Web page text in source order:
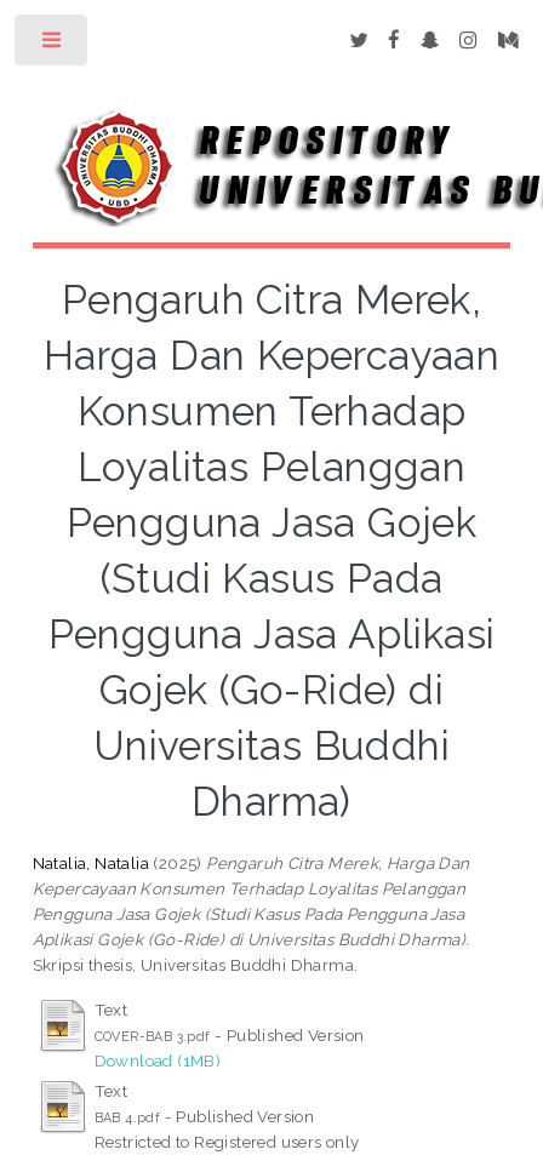
Pengaruh Citra Merek,
Harga Dan Kepercayaan
Konsumen Terhadap
Loyalitas Pelanggan
Pengguna Jasa Gojek
(Studi Kasus Pada
Pengguna Jasa Aplikasi
Gojek (Go-Ride) di
Universitas Buddhi
Dharma)
Natalia, Natalia (2025) Pengaruh Citra Merek, Harga Dan
Kepercayaan Konsumen Terhadap Loyalitas Pelanggan
Pengguna Jasa Gojek (Studi Kasus Pada Pengguna Jasa
Aplikasi Gojek (Go-Ride) di Universitas Buddhi Dharma).
Skripsi thesis, Universitas Buddhi Dharma.
Text
COVER-BAB 3.pdf - Published Version
Download (1MB)
Text
BAB 4.pdf - Published Version
Restricted to Registered users only